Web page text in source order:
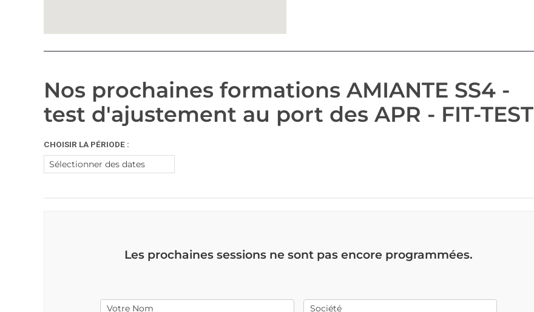
Nos prochaines formations AMIANTE SS4 -
test d'ajustement au port des APR - FIT-TEST
CHOISIR LA PÉRIODE :
Les prochaines sessions ne sont pas encore programmées.